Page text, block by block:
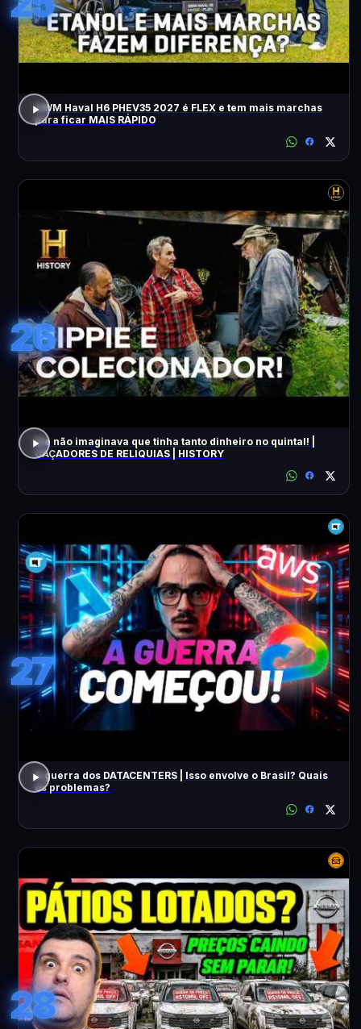
GWM Haval H6 PHEV35 2027 é FLEX e tem mais marchas
para ficar MAIS RÁPIDO
26
Ele não imaginava que tinha tanto dinheiro no quintal! |
CAÇADORES DE RELÍQUIAS | HISTORY
27
A guerra dos DATACENTERS | Isso envolve o Brasil? Quais
os problemas?
28